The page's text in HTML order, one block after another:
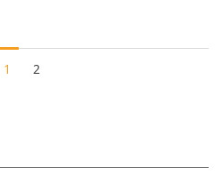
1 2